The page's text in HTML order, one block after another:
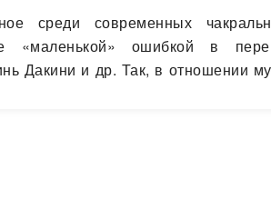
среди современных
«маленькой» ошибкой в
Дакини и др. Так, в отношении